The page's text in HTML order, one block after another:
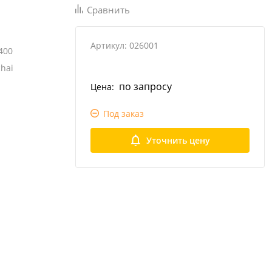
Сравнить
Артикул: 026001
Цена: по запросу
Под заказ
Уточнить цену